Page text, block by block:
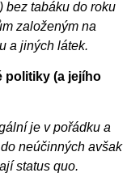
bez tabáku do roku
založeným na
a jiných látek.
politiky (a jejího
je v pořádku a
neúčinných avšak
status quo.